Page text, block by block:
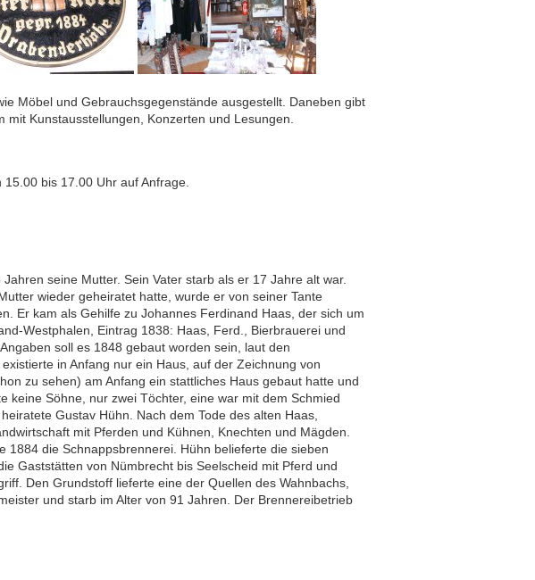
Möbel und Gebrauchsgegenstände ausgestellt. Daneben gibt
Kunstausstellungen, Konzerten und Lesungen.
bis 17.00 Uhr auf Anfrage.
seine Mutter. Sein Vater starb als er 17 Jahre alt war.
wieder geheiratet hatte, wurde er von seiner Tante
Er kam als Gehilfe zu Johannes Ferdinand Haas, der sich um
Westphalen, Eintrag 1838: Haas, Ferd., Bierbrauerei und
soll es 1848 gebaut worden sein, laut den
in Anfang nur ein Haus, auf der Zeichnung von
zu sehen) am Anfang ein stattliches Haus gebaut hatte und
keine Söhne, nur zwei Töchter, eine war mit dem Schmied
Gustav Hühn. Nach dem Tode des alten Haas,
mit Pferden und Kühnen, Knechten und Mägden.
1884 die Schnappsbrennerei. Hühn belieferte die sieben
Gaststätten von Nümbrecht bis Seelscheid mit Pferd und
Den Grundstoff lieferte eine der Quellen des Wahnbachs,
und starb im Alter von 91 Jahren. Der Brennereibetrieb